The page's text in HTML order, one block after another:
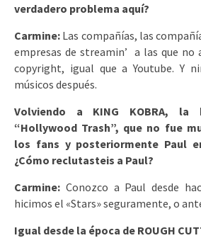
verdadero problema aquí?
Carmine: Las compañías, las
empresas de streamin’ a las que no
copyright, igual que a Youtube. Y
músicos después.
Volviendo a KING KOBRA, la
“Hollywood Trash”, que no fue
los fans y posteriormente Paul
¿Cómo reclutasteis a Paul?
Carmine: Conozco a Paul desde
hicimos el «Stars» seguramente, o
Igual desde la época de ROUGH